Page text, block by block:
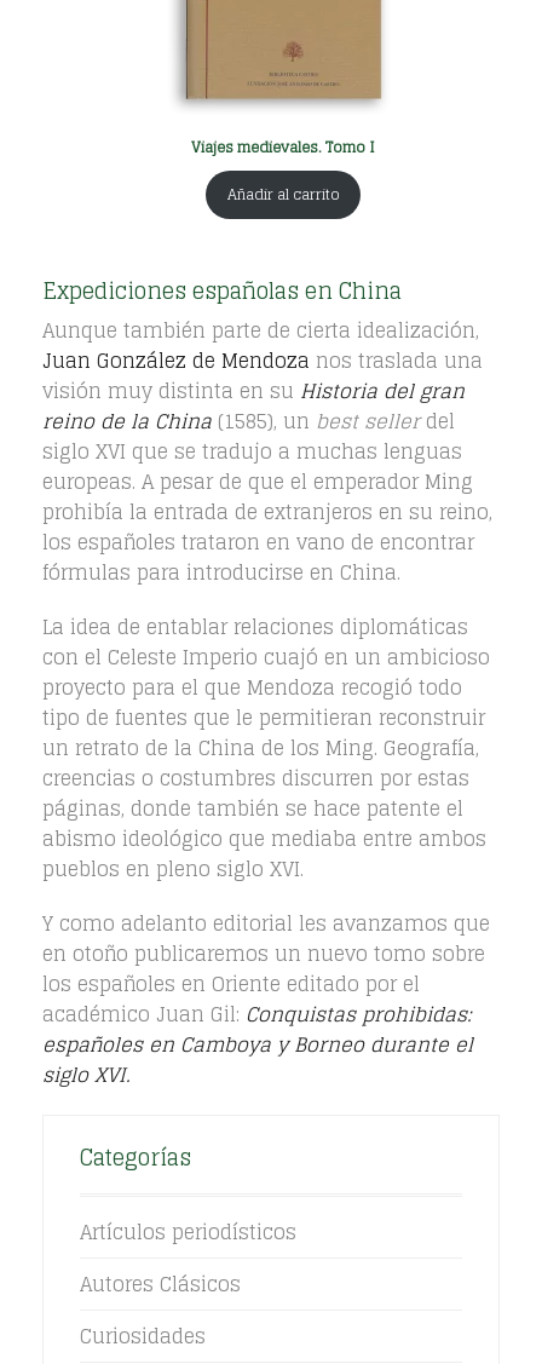
Viajes medievales. Tomo I
Añadir al carrito
Expediciones españolas en China
Aunque también parte de cierta idealización,
Juan González de Mendoza nos traslada una
visión muy distinta en su Historia del gran
reino de la China (1585), un best sellerdel
siglo XVI que se tradujo a muchas lenguas
europeas. A pesar de que el emperador Ming
prohibía la entrada de extranjeros en su reino,
los españoles trataron en vano de encontrar
fórmulas para introducirse en China.
La idea de entablar relaciones diplomáticas
con el Celeste Imperio cuajó en un ambicioso
proyecto para el que Mendoza recogió todo
tipo de fuentes que le permitieran reconstruir
un retrato de la China de los Ming. Geografía,
creencias o costumbres discurren por estas
páginas, donde también se hace patente el
abismo ideológico que mediaba entre ambos
pueblos en pleno siglo XVI.
Y como adelanto editorial les avanzamos que
en otoño publicaremos un nuevo tomo sobre
los españoles en Oriente editado por el
académico Juan Gil: Conquistas prohibidas:
españoles en Camboya y Borneo durante el
siglo XVI.
Categorías
Artículos periodísticos
Autores Clásicos
Curiosidades